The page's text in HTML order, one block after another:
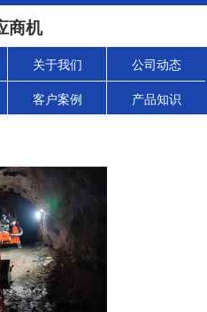
商机
关于我们 公司动态
客户案例 产品知识